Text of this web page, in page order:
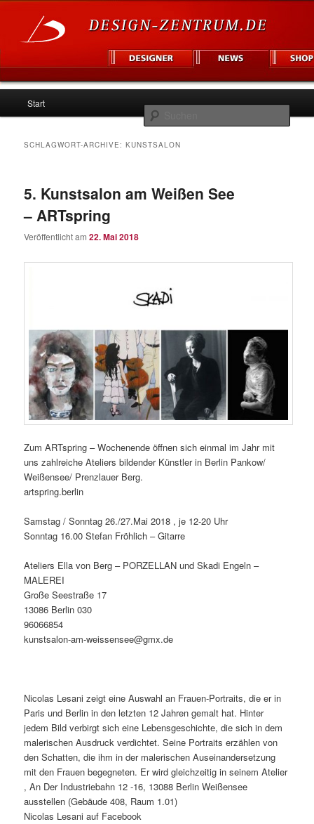
Design Zentrum
Zum
Zum
wechseln
Start
SCHLAGWORT-ARCHIVE:KUNSTSALON
5. Kunstsalon am Weißen See
– ARTspring
Veröffentlicht am22. Mai 2018
Zum ARTspring – Wochenende öffnen sich einmal im Jahr mit
uns zahlreiche Ateliers bildender Künstler in Berlin Pankow/
Weißensee/ Prenzlauer Berg.
artspring.berlin
Samstag / Sonntag 26./27.Mai 2018 , je 12-20 Uhr
Sonntag 16.00 Stefan Fröhlich – Gitarre
Ateliers Ella von Berg – PORZELLAN und Skadi Engeln –
MALEREI
Große Seestraße 17
13086 Berlin 030
96066854
kunstsalon-am-weissensee@gmx.de
Nicolas Lesani zeigt eine Auswahl an Frauen-Portraits, die er in
Paris und Berlin in den letzten 12 Jahren gemalt hat. Hinter
jedem Bild verbirgt sich eine Lebensgeschichte, die sich in dem
malerischen Ausdruck verdichtet. Seine Portraits erzählen von
den Schatten, die ihm in der malerischen Auseinandersetzung
mit den Frauen begegneten. Er wird gleichzeitig in seinem Atelier
, An Der Industriebahn 12 -16, 13088 Berlin Weißensee
ausstellen (Gebäude 408, Raum 1.01)
Nicolas Lesani auf Facebook